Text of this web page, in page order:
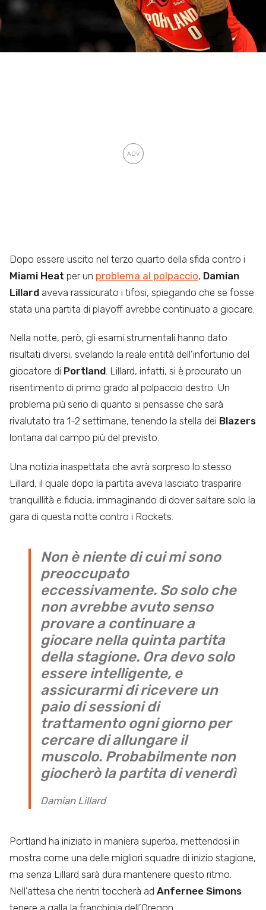
Dopo essere uscito nel terzo quarto della sfida contro i
Miami Heat per un problema al polpaccio, Damian
Lillard aveva rassicurato i tifosi, spiegando che se fosse
stata una partita di playoff avrebbe continuato a giocare.
Nella notte, però, gli esami strumentali hanno dato
risultati diversi, svelando la reale entità dell’infortunio del
giocatore di Portland. Lillard, infatti, si è procurato un
risentimento di primo grado al polpaccio destro. Un
problema più serio di quanto si pensasse che sarà
rivalutato tra 1-2 settimane, tenendo la stella dei Blazers
lontana dal campo più del previsto.
Una notizia inaspettata che avrà sorpreso lo stesso
Lillard, il quale dopo la partita aveva lasciato trasparire
tranquillità e fiducia, immaginando di dover saltare solo la
gara di questa notte contro i Rockets.
Non è niente di cui mi sono
preoccupato
eccessivamente. So solo che
non avrebbe avuto senso
provare a continuare a
giocare nella quinta partita
della stagione. Ora devo solo
essere intelligente, e
assicurarmi di ricevere un
paio di sessioni di
trattamento ogni giorno per
cercare di allungare il
muscolo. Probabilmente non
giocherò la partita di venerdì
Damian Lillard
Portland ha iniziato in maniera superba, mettendosi in
mostra come una delle migliori squadre di inizio stagione,
ma senza Lillard sarà dura mantenere questo ritmo.
Nell’attesa che rientri toccherà ad Anfernee Simons